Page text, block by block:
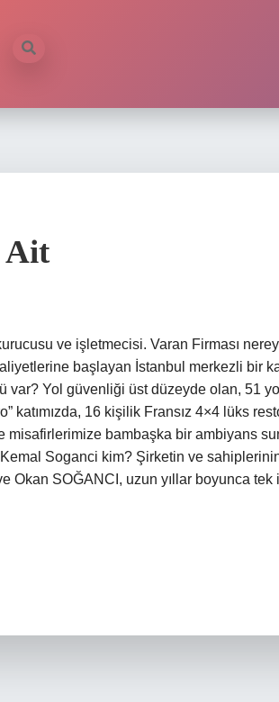
Ait
ve işletmecisi. Varan Firması
başlayan İstanbul merkezli bir
var? Yol güvenliği üst düzeyde olan, 51
katımızda, 16 kişilik Fransız 4×4 lüks
bambaşka bir ambiyans
Soganci kim? Şirketin ve
Okan SOĞANCI, uzun yıllar boyunca tek